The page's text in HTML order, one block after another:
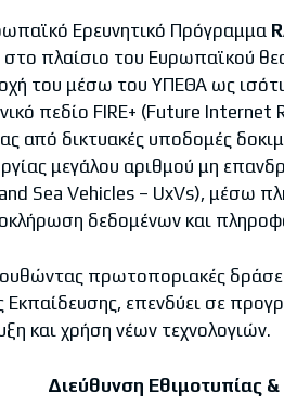
Ερευνητικό Πρόγραμμα R
πλαίσιο του Ευρωπαϊκού
του μέσω του ΥΠΕΘΑ ως
πεδίο FIRE+ (Future
από δικτυακές υποδομές
μεγάλου αριθμού μη
Sea Vehicles – UxVs), μέσω
δεδομένων και
πρωτοποριακές
επενδύει σε
και χρήση νέων τεχνολογιών.
Εθιμοτυπίας &